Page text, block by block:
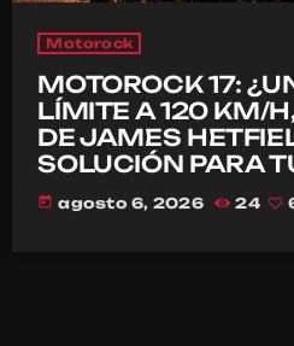
Motorock
MOTOROCK 17:
LÍMITE A 120 KM/
DE JAMES
SOLUCIÓN PARA
today agosto 6, 2026 24